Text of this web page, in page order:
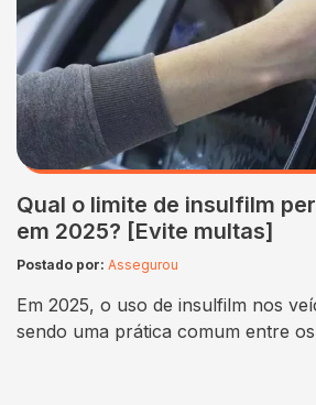
Qual o limite de insulfilm
em 2025? [Evite multas]
Postado por: Assegurou
Em 2025, o uso de insulfilm nos
sendo uma prática comum entre